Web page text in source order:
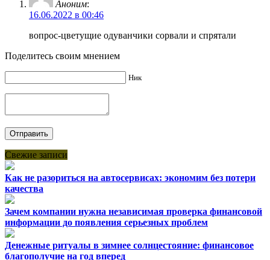
Аноним:
16.06.2022 в 00:46
вопрос-цветущие одуванчики сорвали и спрятали
Поделитесь своим мнением
Ник
Свежие записи
Как не разориться на автосервисах: экономим без потери
качества
Зачем компании нужна независимая проверка финансовой
информации до появления серьезных проблем
Денежные ритуалы в зимнее солнцестояние: финансовое
благополучие на год вперед